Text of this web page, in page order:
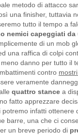
metodo di attacco
una finisher, tuttavia
tutto il tempo a
nemici capeggiati da
di un mob
una raffica di colpi
danno per tutto il
contro
veramente
quattro stance a
fatto apprezzare
infatti ottenere
barre, una che ci
un breve periodo di